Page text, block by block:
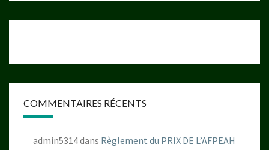
COMMENTAIRES RÉCENTS
admin5314dans Règlement du PRIX DE L’AFPEAH